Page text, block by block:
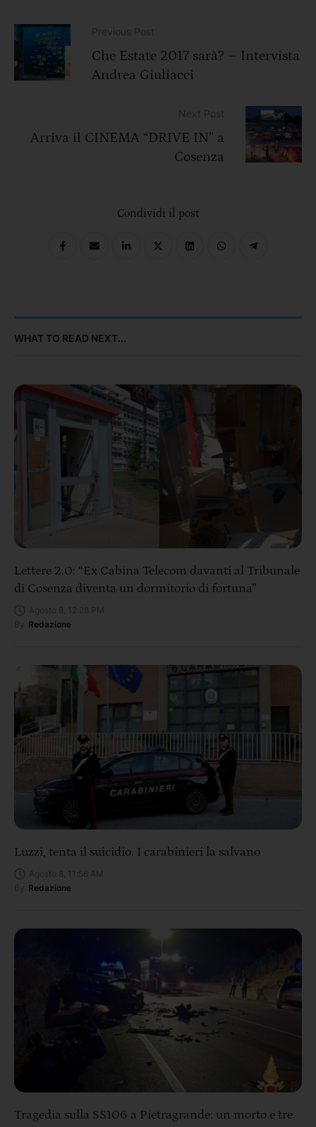
Che Estate 2017 sarà? – Intervista
Andrea Giuliacci
Arriva il CINEMA “DRIVE IN” a
Cosenza
Condividi il post
WHAT TO READ NEXT...
Lettere 2.0: “Ex Cabina Telecom davanti al Tribunale
di Cosenza diventa un dormitorio di fortuna”
Redazione
Luzzi, tenta il suicidio. I carabinieri la salvano
Redazione
Tragedia sulla SS106 a Pietragrande: un morto e tre